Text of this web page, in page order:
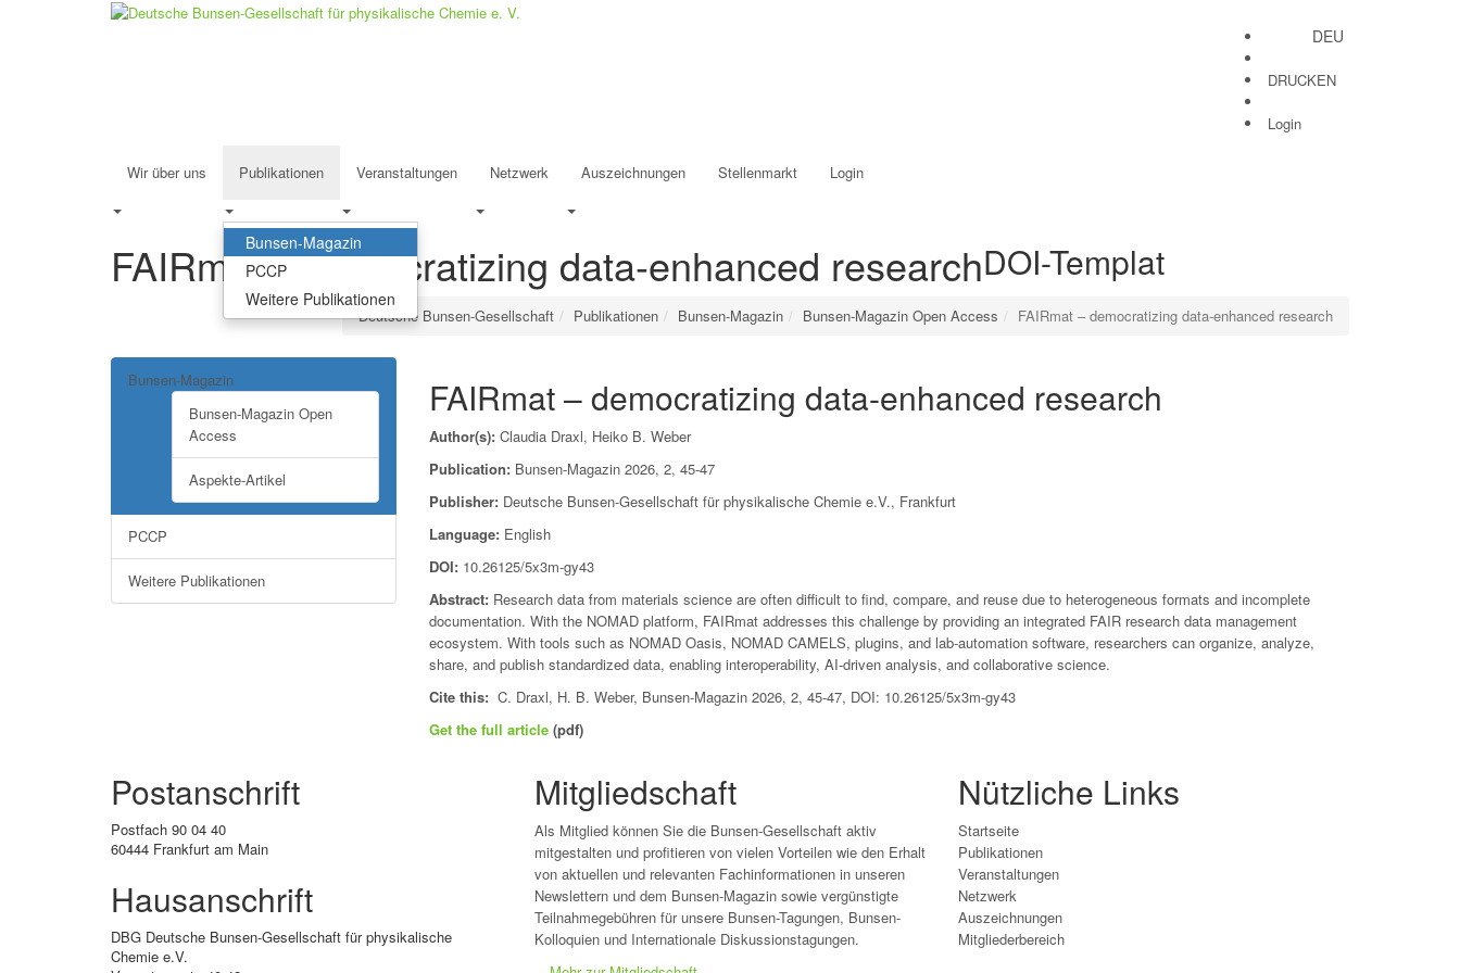
DEU
DRUCKEN
Login
Wir über uns Publikationen
Bunsen-Magazin
PCCP
Weitere Publikationen
Veranstaltungen Netzwerk Auszeichnungen Stellenmarkt Login
FAIRmat – democratizing data-enhanced researchDOI-Templat
Deutsche Bunsen-Gesellschaft Publikationen Bunsen-Magazin Bunsen-Magazin Open Access FAIRmat – democratizing data-enhanced research
Bunsen-Magazin
Bunsen-Magazin Open
Access
Aspekte-Artikel
PCCP
Weitere Publikationen
FAIRmat – democratizing data-enhanced research
Author(s):Claudia Draxl, Heiko B. Weber
Publication:Bunsen-Magazin 2026, 2, 45-47
Publisher:Deutsche Bunsen-Gesellschaft für physikalische Chemie e.V., Frankfurt
Language:English
DOI:10.26125/5x3m-gy43
Abstract:Research data from materials science are often difficult to find, compare, and reuse due to heterogeneous formats and incomplete
documentation. With the NOMAD platform, FAIRmat addresses this challenge by providing an integrated FAIR research data management
ecosystem. With tools such as NOMAD Oasis, NOMAD CAMELS, plugins, and lab-automation software, researchers can organize, analyze,
share, and publish standardized data, enabling interoperability, AI-driven analysis, and collaborative science.
Cite this:C. Draxl, H. B. Weber, Bunsen-Magazin 2026, 2, 45-47, DOI: 10.26125/5x3m-gy43
Get the full article(pdf)
Postanschrift
Postfach 90 04 40
60444 Frankfurt am Main
Hausanschrift
DBG Deutsche Bunsen-Gesellschaft für physikalische
Chemie e.V.
Mitgliedschaft
Als Mitglied können Sie die Bunsen-Gesellschaft aktiv
mitgestalten und profitieren von vielen Vorteilen wie den Erhalt
von aktuellen und relevanten Fachinformationen in unseren
Newslettern und dem Bunsen-Magazin sowie vergünstigte
Teilnahmegebühren für unsere Bunsen-Tagungen, Bunsen-
Kolloquien und Internationale Diskussionstagungen.
Nützliche Links
Startseite
Publikationen
Veranstaltungen
Netzwerk
Auszeichnungen
Mitgliederbereich